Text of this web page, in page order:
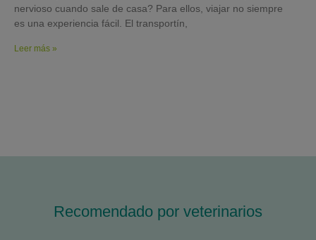
nervioso cuando sale de casa? Para ellos, viajar no siempre
es una experiencia fácil. El transportín,
Leer más »
Recomendado por veterinarios